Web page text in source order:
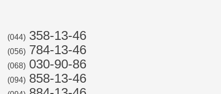
(044) 358-13-46
(056) 784-13-46
(068) 030-90-86
(094) 858-13-46